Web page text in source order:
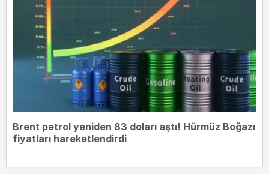
Brent petrol yeniden 83 doları aştı! Hürmüz Boğazı
fiyatları hareketlendirdi